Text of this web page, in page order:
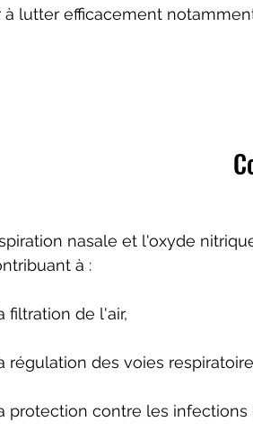
à lutter efficacement
nasale et l'oxyde
à :
filtration de l'air,
régulation des voies
protection contre les infections